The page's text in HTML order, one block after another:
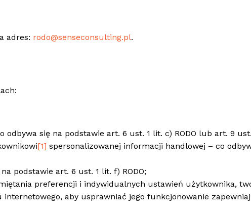
adres: rodo@senseconsulting.pl.
się na podstawie art. 6 ust. 1 lit. c) RODO lub art. 9 ust.
[1] spersonalizowanej informacji handlowej – co
podstawie art. 6 ust. 1 lit. f) RODO;
preferencji i indywidualnych ustawień użytkownika,
aby usprawniać jego funkcjonowanie